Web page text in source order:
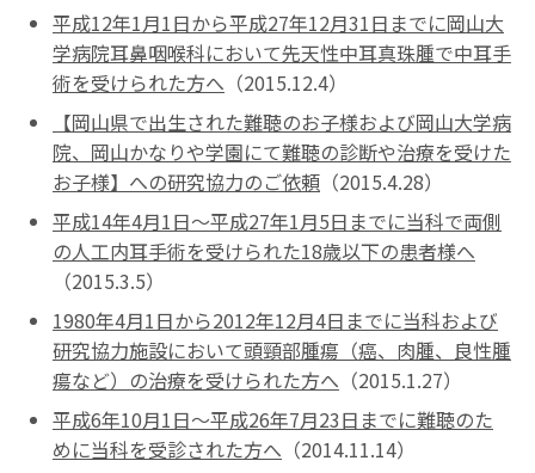
平成12年1月1日から平成27年12月31日までに岡山大
学病院耳鼻咽喉科において先天性中耳真珠腫で中耳手
術を受けられた方へ （2015.12.4）
【岡山県で出生された難聴のお子様および岡山大学病
院、岡山かなりや学園にて難聴の診断や治療を受けた
お子様】への研究協力のご依頼 （2015.4.28）
平成14年4月1日～平成27年1月5日までに当科で両側
の人工内耳手術を受けられた18歳以下の患者様へ
（2015.3.5）
1980年4月1日から2012年12月4日までに当科および
研究協力施設において頭頸部腫瘍（癌、肉腫、良性腫
瘍など）の治療を受けられた方へ （2015.1.27）
平成6年10月1日～平成26年7月23日までに難聴のた
めに当科を受診された方へ （2014.11.14）